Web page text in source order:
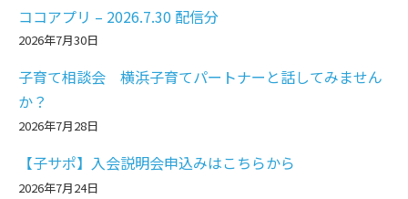
ココアプリ – 2026.7.30 配信分
2026年7月30日
子育て相談会 横浜子育てパートナーと話してみません
か？
2026年7月28日
【子サポ】入会説明会申込みはこちらから
2026年7月24日